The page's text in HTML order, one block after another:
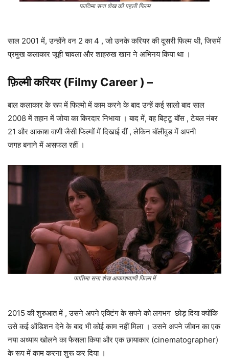
फातिमा सना शेख की पहली फिल्म
साल 2001 में, उन्होंने वन 2 का 4 , जो उनके करियर की दूसरी फिल्म थी, जिसमें
प्रमुख कलाकार जूही चावला और शाहरुख खान ने अभिनय किया था ।
फ़िल्मी करियर (Filmy Career ) –
बाल कलाकार के रूप में फिल्मो में काम करने के बाद उन्हें कई सालो बाद साल
2008 में तहान में जोया का किरदार निभाया । बाद में, वह बिट्टू बॉस , टेबल नंबर
21 और आकाश वाणी जैसी फिल्मों में दिखाई दीं , लेकिन बॉलीवुड में अपनी
जगह बनाने में असफल रहीं ।
फातिमा सना शेख आकाशवाणी फिल्म में
2015 की शुरुआत में , उसने अपने एक्टिंग के सपने को लगभग छोड़ दिया क्योंकि
उसे कई ऑडिशन देने के बाद भी कोई काम नहीं मिला । उसने अपने जीवन का एक
नया अध्याय खोलने का फैसला किया और एक छायाकार (cinematographer)
के रूप में काम करना शुरू कर दिया ।